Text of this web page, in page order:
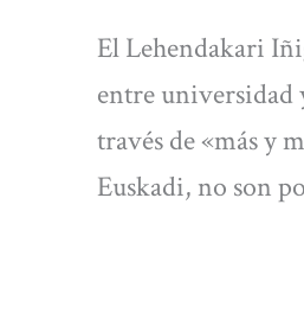
El Lehendakari
entre universidad
través de «más y
Euskadi, no son